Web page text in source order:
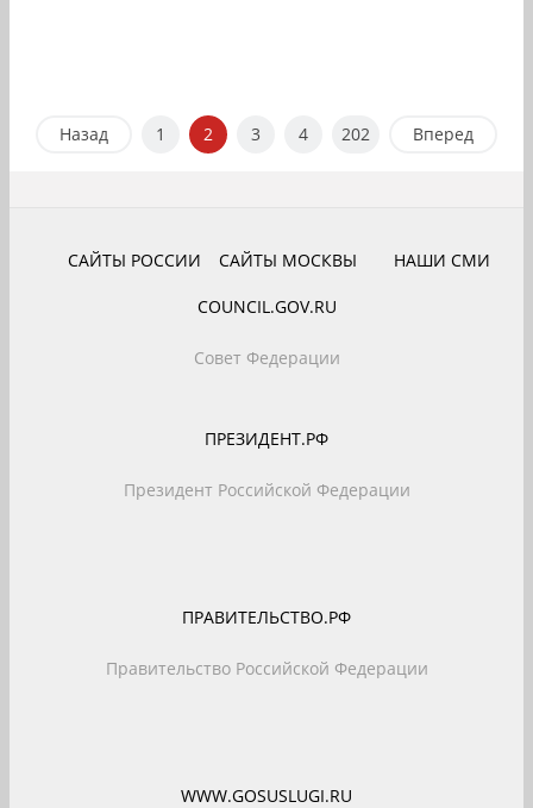
Назад 1 2 3 4 202 Вперед
САЙТЫ РОССИИ САЙТЫ МОСКВЫ НАШИ СМИ
COUNCIL.GOV.RU
Совет Федерации
ПРЕЗИДЕНТ.РФ
Президент Российской Федерации
ПРАВИТЕЛЬСТВО.РФ
Правительство Российской Федерации
WWW.GOSUSLUGI.RU